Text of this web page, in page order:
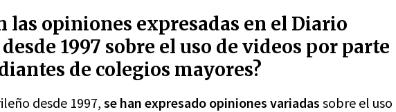
las opiniones expresadas en el Diario
1997 sobre el uso de videos por parte
de colegios mayores?
desde 1997, se han expresado opiniones variadas sobre el uso